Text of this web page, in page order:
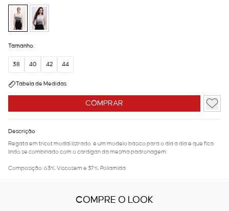
COMPRAR
Tamanho:
38 40 42 44
Tabela de Medidas
Descrição
Regata em tricot modal listrado. é um modelo básico para o dia a dia e que fica
lindo se combinado com o cardigan da mesma padronagem.
Composição: 63% Viscosem e 37% Poliamida
COMPRE O LOOK